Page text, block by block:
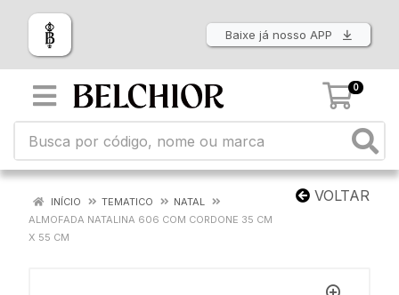
Baixe já nosso APP
0
VOLTAR
INÍCIO TEMATICO
NATAL
ALMOFADA NATALINA 606 COM CORDONE 35 CM
X 55 CM